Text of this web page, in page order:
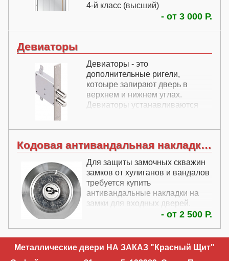
взломостойкости, поэтому и
оказались в этом разделе.
4-й класс (высший)
- от 3 000 Р.
Девиаторы
Девиаторы - это
дополнительные ригели,
котоыре запирают дверь в
верхнем и нижнем углах.
Девиаторы устанавливаются
Кодовая антивандальная накладка на дверь
Для защиты замочных скважин
замков от хулиганов и вандалов
требуется купить
антивандальные накладки на
замки для входных дверей.
Одним из видов такой защиты
Чтобы добраться до ключевины
замка входной двери,
- от 2 500 Р.
Металлические двери НА ЗАКАЗ "Красный Щит"